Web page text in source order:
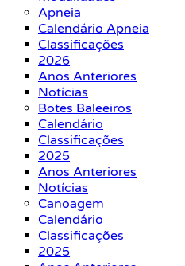
Apneia
Calendário Apneia
Classificações
2026
Anos Anteriores
Notícias
Botes Baleeiros
Calendário
Classificações
2025
Anos Anteriores
Notícias
Canoagem
Calendário
Classificações
2025